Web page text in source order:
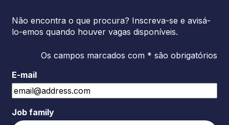
Não encontra o que procura? Inscreva-se e avisá-
lo-emos quando houver vagas disponíveis.
Os campos marcados com * são obrigatórios
E-mail
Job family